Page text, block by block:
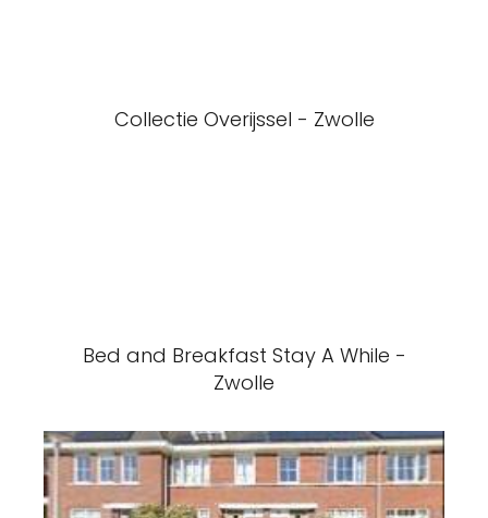
Collectie Overijssel - Zwolle
Bed and Breakfast Stay A While -
Zwolle